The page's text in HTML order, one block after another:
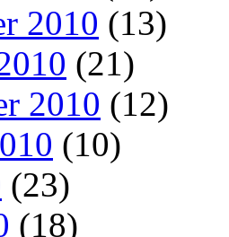
2010 (13)
(21)
2010 (12)
(10)
(23)
(18)